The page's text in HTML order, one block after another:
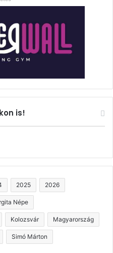
is!
2025 2026
Népe
Kolozsvár Magyarország
Simó Márton